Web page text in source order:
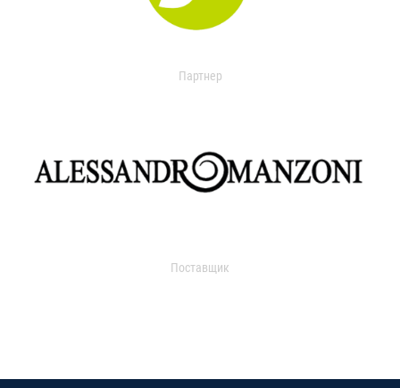
Партнер
Поставщик